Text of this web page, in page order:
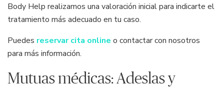
Body Help realizamos una valoración inicial para indicarte el
tratamiento más adecuado en tu caso.
Puedes reservar cita online o contactar con nosotros
para más información.
Mutuas médicas: Adeslas y